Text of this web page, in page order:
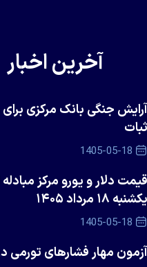
آخرین اخبار
آرایش جنگی بانک مرکزی
ثبات
1405-05-18
قیمت دلار و یورو مرکز مبادله
یکشنبه ۱۸ مرداد ۱۴۰۵
1405-05-18
آزمون مهار فشار‌های تورمی